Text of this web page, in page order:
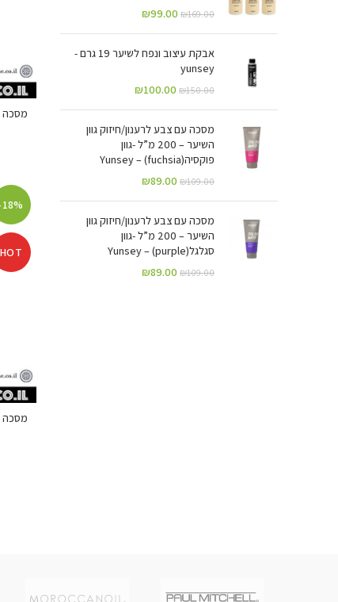
₪169.00
₪99.00
אבקת עיצוב ונפח לשיער 19 גרם -
yunsey
₪150.00
₪100.00
מסכה עם צבע לרענון/חיזוק גוון
השיער – 200 מ”ל -גוון
פוקסיה(fuchsia) – Yunsey
₪109.00
₪89.00
מסכה עם צבע לרענון/חיזוק גוון
השיער – 200 מ”ל -גוון
סגלגל(purple) – Yunsey
₪109.00
₪89.00
HOT